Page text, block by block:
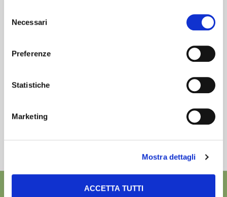
desideri accettare e cliccando ACCETTA SELEZIONATI.
delNecessari
Preferenze
Statistiche
Marketing
Mostra dettagli
ACCETTA TUTTI